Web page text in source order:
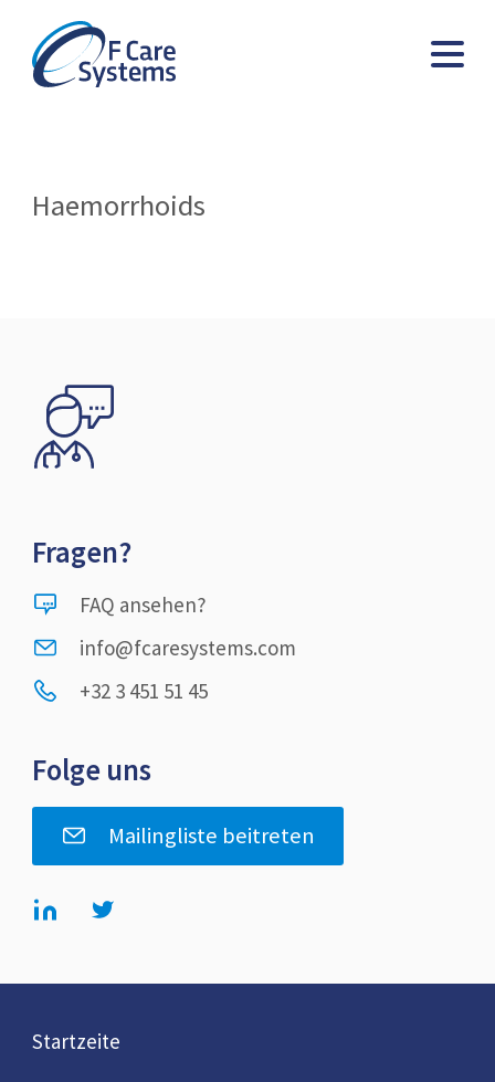
Haemorrhoids
Fragen?
FAQ ansehen?
info@fcaresystems.com
+32 3 451 51 45
Folge uns
Mailingliste beitreten
Startzeite